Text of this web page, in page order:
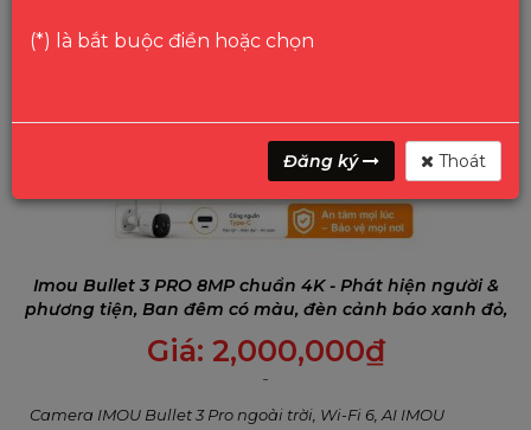
Imou Bullet 3 PRO 8MP chuẩn 4K - Phát hiện người &
phương tiện, Ban đêm có màu, đèn cảnh báo xanh đỏ,
Đàm thoại 2 chiều
Giá: 2,000,000₫
Camera IMOU Bullet 3 Pro ngoài trời, Wi-Fi 6, AI IMOU
(*) là bắt buộc điền hoặc chọn
Đăng ký Thoát